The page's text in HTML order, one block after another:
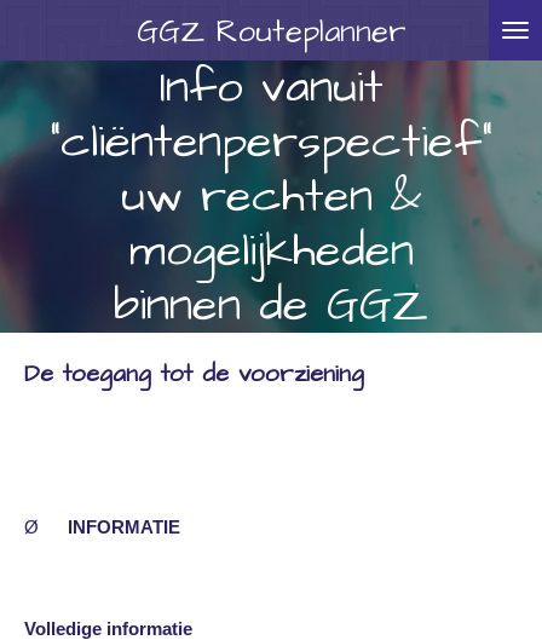
direct
hoofdinhoud
GGZRouteplanner
Info vanuit
"cliëntenperspectief"
uw rechten &
mogelijkheden
binnen de GGZ
De toegang tot de voorziening
Ø INFORMATIE
Volledige informatie